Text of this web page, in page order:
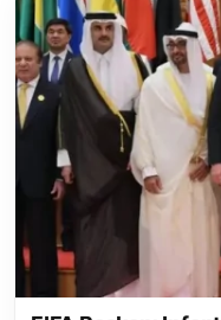
Yerel Yönetimler
Mülki İdare
Toplum ve Yaşam
Sivil Toplum
Kamu Kurumları ve
Resmi Reklamlar